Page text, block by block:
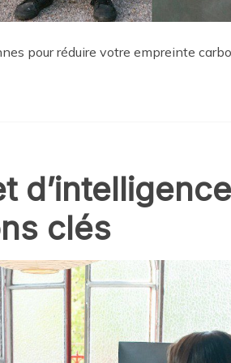
pour réduire votre empreinte
d’intelligence
clés